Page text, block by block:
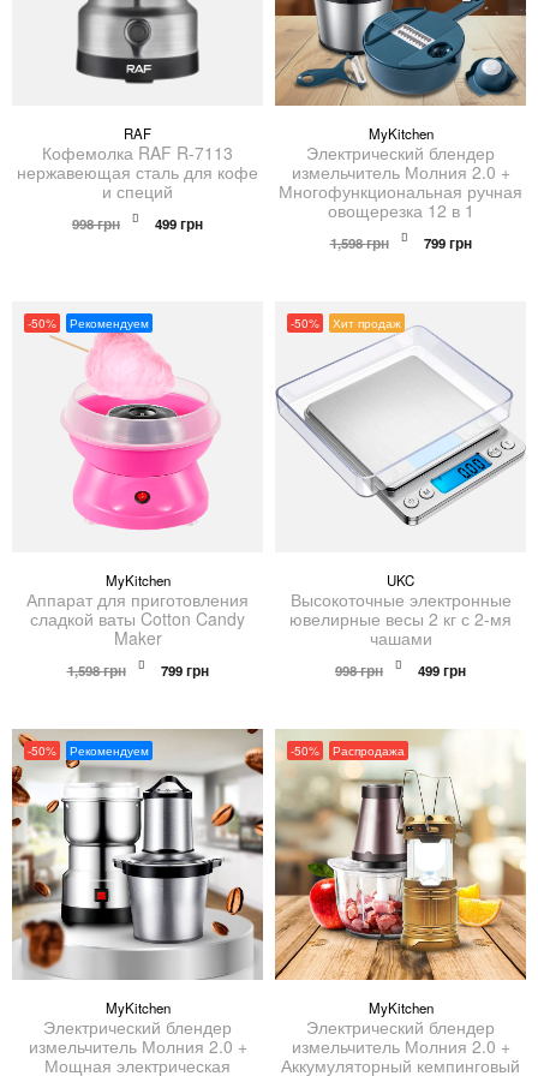
RAF
Кофемолка RAF R-7113
нержавеющая сталь для кофе
и специй
998грн
Первоначальная
цена
499грнТекущая
MyKitchen
Электрический блендер
измельчитель Молния 2.0 +
Многофункциональная ручная
овощерезка 12 в 1
1,598грн
Первоначальная
цена
799грнТекущая
-50% Рекомендуем
MyKitchen
Аппарат для приготовления
сладкой ваты Cotton Candy
Maker
1,598грн
Первоначальная
цена
799грнТекущая
-50% Хит продаж
UKC
Высокоточные электронные
ювелирные весы 2 кг с 2-мя
чашами
998грн
Первоначальная
цена
499грнТекущая
-50% Рекомендуем
MyKitchen
Электрический блендер
измельчитель Молния 2.0 +
Мощная электрическая
-50% Распродажа
MyKitchen
Электрический блендер
измельчитель Молния 2.0 +
Аккумуляторный кемпинговый